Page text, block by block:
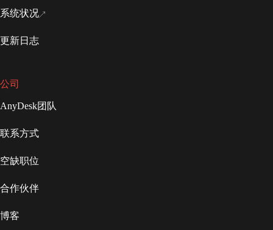
系统状况
更新日志
公司
AnyDesk团队
联系方式
空缺职位
合作伙伴
博客